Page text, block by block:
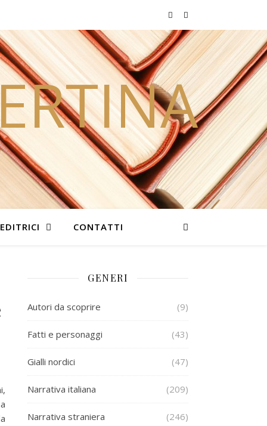
CONTATTI
GENERI
Autori da scoprire (9)
Fatti e personaggi (43)
Gialli nordici (47)
Narrativa italiana (209)
Narrativa straniera (246)